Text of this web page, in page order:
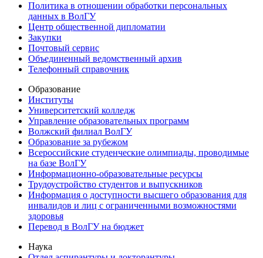
Политика в отношении обработки персональных
данных в ВолГУ
Центр общественной дипломатии
Закупки
Почтовый сервис
Объединенный ведомственный архив
Телефонный справочник
Образование
Институты
Университетский колледж
Управление образовательных программ
Волжский филиал ВолГУ
Образование за рубежом
Всероссийские студенческие олимпиады, проводимые
на базе ВолГУ
Информационно-образовательные ресурсы
Трудоустройство студентов и выпускников
Информация о доступности высшего образования для
инвалидов и лиц с ограниченными возможностями
здоровья
Перевод в ВолГУ на бюджет
Наука